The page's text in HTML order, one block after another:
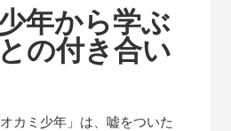
年から学ぶ
の付き合い
カミ少年」は、嘘をついた